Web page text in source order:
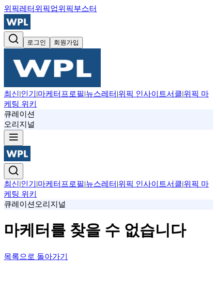
위픽레터 위픽업위픽부스터
로그인 회원가입
최신|인기 |마케터프로필|뉴스레터 |위픽 인사이트서클|위픽 마
케팅 위키
큐레이션
오리지널
최신|인기 |마케터프로필|뉴스레터 |위픽 인사이트서클|위픽 마
케팅 위키
큐레이션 오리지널
마케터를 찾을 수 없습니다
목록으로 돌아가기